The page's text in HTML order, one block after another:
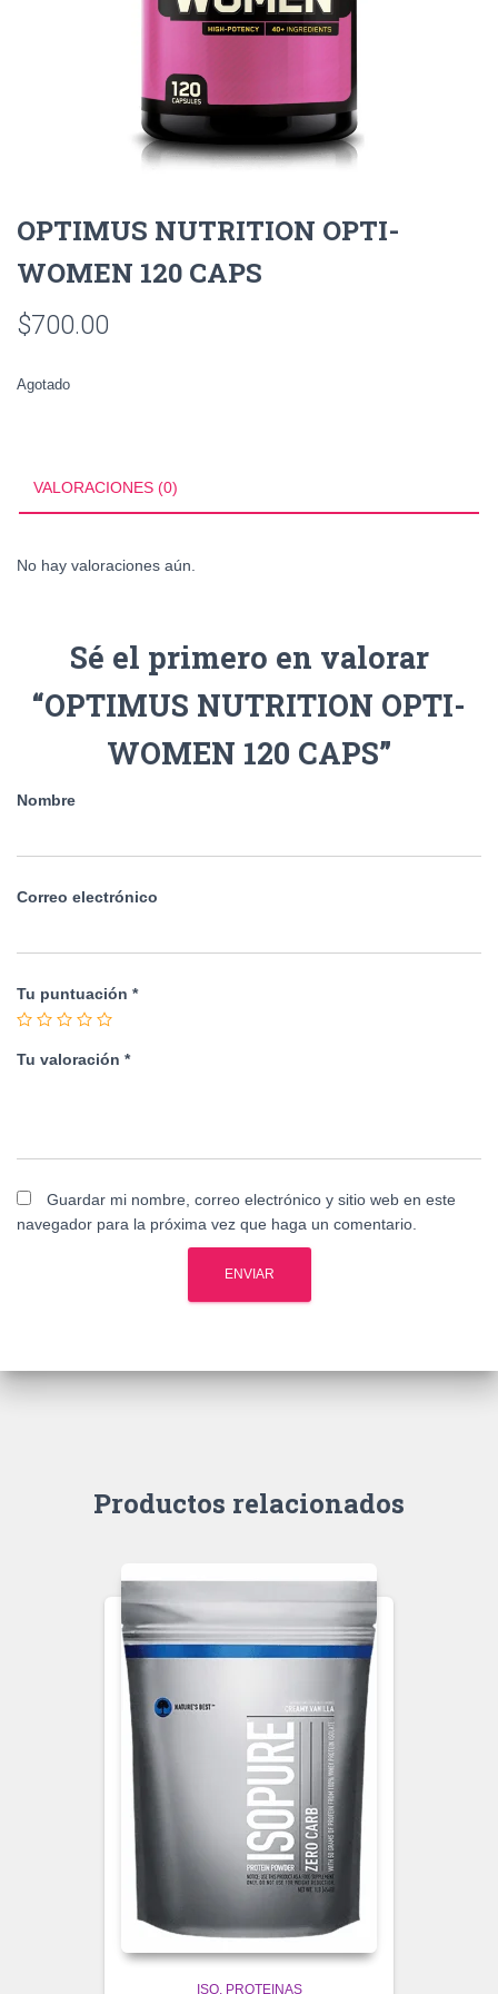
OPTIMUS NUTRITION OPTI-
WOMEN 120 CAPS
$700.00
Agotado
VALORACIONES (0)
No hay valoraciones aún.
Sé el primero en valorar
“OPTIMUS NUTRITION OPTI-
WOMEN 120 CAPS”
Nombre
Correo electrónico
Tu puntuación *
Tu valoración *
Guardar mi nombre, correo electrónico y sitio web en este
navegador para la próxima vez que haga un comentario.
Productos relacionados
ISO PROTEINAS